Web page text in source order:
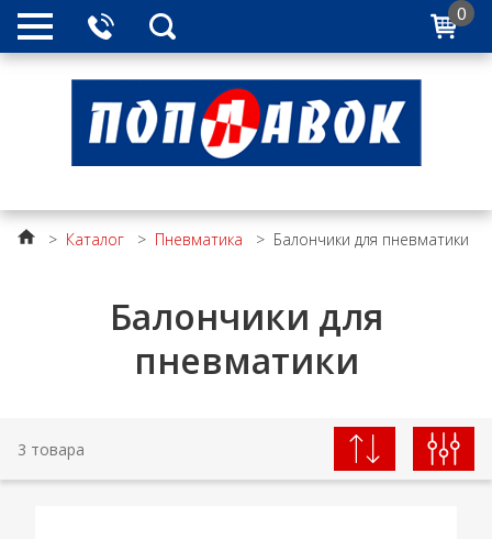
0
> Каталог > Пневматика > Балончики для пневматики
Балончики для
пневматики
3 товара